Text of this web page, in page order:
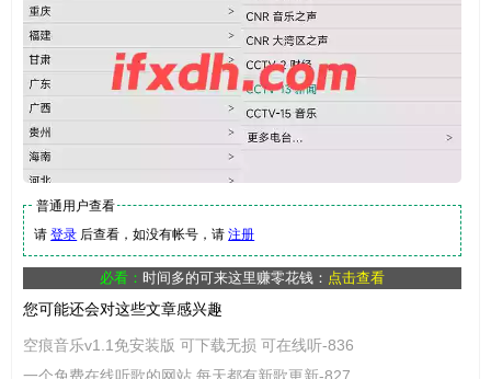
普通用户查看
请登录 后查看，如没有帐号，请注册
必看：时间多的可来这里赚零花钱： 点击查看
您可能还会对这些文章感兴趣
空痕音乐v1.1免安装版 可下载无损 可在线听-836
一个免费在线听歌的网站 每天都有新歌更新-827